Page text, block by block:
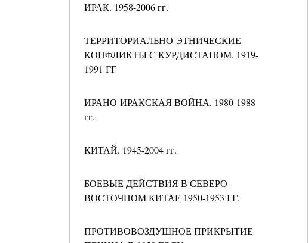
ИРАК. 1958-2006 гг.
ТЕРРИТОРИАЛЬНО-ЭТНИЧЕСКИЕ
КОНФЛИКТЫ С КУРДИСТАНОМ. 1919-
1991 ГГ
ИРАНО-ИРАКСКАЯ ВОЙНА. 1980-1988
гг.
КИТАЙ. 1945-2004 гг.
БОЕВЫЕ ДЕЙСТВИЯ В СЕВЕРО-
ВОСТОЧНОМ КИТАЕ 1950-1953 ГГ.
ПРОТИВОВОЗДУШНОЕ ПРИКРЫТИЕ